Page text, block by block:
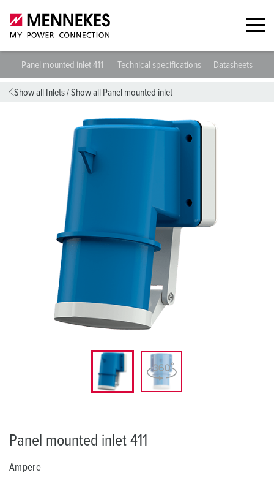
Panel mounted inlet 411 Technical specifications Datasheets &
Show all Inlets/Show all Panel mounted inlet
Panel mounted inlet 411
Ampere